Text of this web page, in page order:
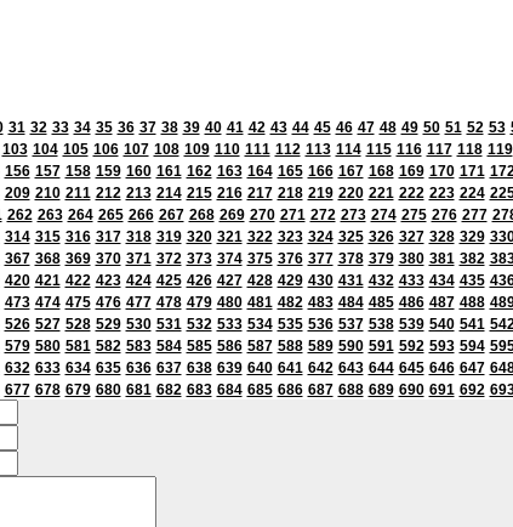
31 32 33 34 35 36 37 38 39 40 41 42 43 44 45 46 47 48 49 50 51 52 53
103 104 105 106 107 108 109 110 111 112 113 114 115 116 117 118 119
156 157 158 159 160 161 162 163 164 165 166 167 168 169 170 171
209 210 211 212 213 214 215 216 217 218 219 220 221 222 223 224
262 263 264 265 266 267 268 269 270 271 272 273 274 275 276 277
314 315 316 317 318 319 320 321 322 323 324 325 326 327 328 329
367 368 369 370 371 372 373 374 375 376 377 378 379 380 381 382
420 421 422 423 424 425 426 427 428 429 430 431 432 433 434 435
473 474 475 476 477 478 479 480 481 482 483 484 485 486 487 488
526 527 528 529 530 531 532 533 534 535 536 537 538 539 540 541
579 580 581 582 583 584 585 586 587 588 589 590 591 592 593 594
632 633 634 635 636 637 638 639 640 641 642 643 644 645 646 647
677 678 679 680 681 682 683 684 685 686 687 688 689 690 691 692